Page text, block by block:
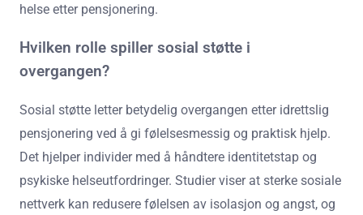
helse etter pensjonering.
Hvilken rolle spiller sosial støtte i
overgangen?
Sosial støtte letter betydelig overgangen etter idrettslig
pensjonering ved å gi følelsesmessig og praktisk hjelp.
Det hjelper individer med å håndtere identitetstap og
psykiske helseutfordringer. Studier viser at sterke sosiale
nettverk kan redusere følelsen av isolasjon og angst, og